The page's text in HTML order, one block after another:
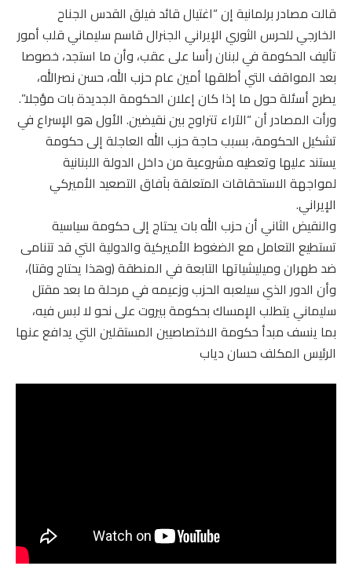
قالت مصادر برلمانية إن “اغتيال قائد فيلق القدس الجناح
الخارجي للحرس الثوري الإيراني الجنرال قاسم سليماني قلب أمور
تأليف الحكومة في لبنان رأسا على عقب، وأن ما استجد، خصوصا
بعد المواقف التي أطلقها أمين عام حزب الله، حسن نصرالله،
يطرح أسئلة حول ما إذا كان إعلان الحكومة الجديدة بات مؤجلا”.
ورأت المصادر أن “الآراء تتراوح بين نقيضين. الأول هو الإسراع في
تشكيل الحكومة، بسبب حاجة حزب الله العاجلة إلى حكومة
يستند عليها وتعطيه مشروعية من داخل الدولة اللبنانية
لمواجهة الاستحقاقات المتعلقة بآفاق التصعيد الأميركي
الإيراني.
والنقيض الثاني أن حزب الله بات يحتاج إلى حكومة سياسية
تستطيع التعامل مع الضغوط الأميركية والدولية التي قد تتنامى
ضد طهران وميليشياتها التابعة في المنطقة (وهذا يحتاج وقتا)،
وأن الدور الذي سيلعبه الحزب وزعيمه في مرحلة ما بعد مقتل
سليماني يتطلب الإمساك بحكومة بيروت على نحو لا لبس فيه،
بما ينسف مبدأ حكومة الاختصاصيين المستقلين التي يدافع عنها
الرئيس المكلف حسان دياب